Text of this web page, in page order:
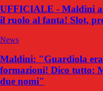
UFFICIALE - Maldini al
il ruolo al fanta! Slot,
News
Maldini: "Guardiola era
formazioni! Dico tutto:
due nomi"